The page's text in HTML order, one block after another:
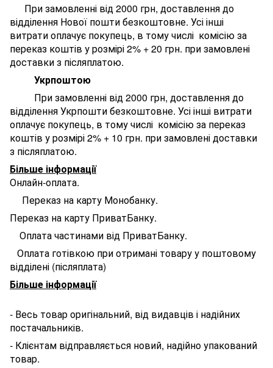
При замовленні від 2000 грн, доставлення до
відділення Нової пошти безкоштовне. Усі інші
витрати оплачує покупець, в тому числі комісію за
переказ коштів у розмірі 2% + 20 грн. при замовлені
доставки з післяплатою.
Укрпоштою
При замовленні від 2000 грн, доставлення до
відділення Укрпошти безкоштовне. Усі інші витрати
оплачує покупець, в тому числі комісію за переказ
коштів у розмірі 2% + 10 грн. при замовлені доставки
з післяплатою.
Більше інформації
Онлайн-оплата.
Переказ на карту Монобанку.
Переказ на карту ПриватБанку.
Оплата частинами від ПриватБанку.
Оплата готівкою при отримані товару у поштовому
відділені (післяплата)
Більше інформації
- Весь товар оригінальний, від видавців і надійних
постачальників.
- Клієнтам відправляється новий, надійно упакований
товар.